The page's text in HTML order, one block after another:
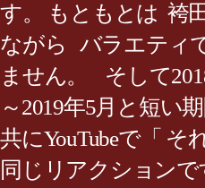
す。 もともとは 袴
ながら バラエティ
ません。 そして
～2019年5月と短い
共にYouTubeで「
同じリアクション